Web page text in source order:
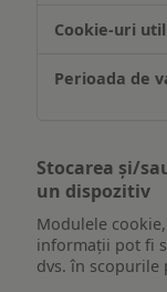
Stocarea și/
un dispozitiv
Modulele
informații pot fi
dvs. în scopurile